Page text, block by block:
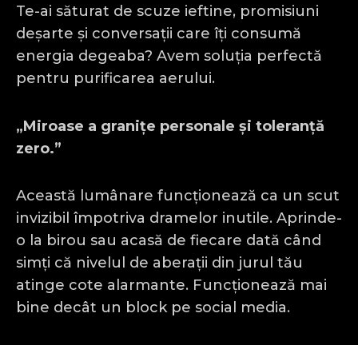
Te-ai săturat de scuze ieftine, promisiuni
deșarte și conversații care îți consumă
energia degeaba? Avem soluția perfectă
pentru purificarea aerului.
„Miroase a granițe personale și toleranță
zero.”
Această lumânare funcționează ca un scut
invizibil împotriva dramelor inutile. Aprinde-
o la birou sau acasă de fiecare dată când
simți că nivelul de aberații din jurul tău
atinge cote alarmante. Funcționează mai
bine decât un block pe social media.